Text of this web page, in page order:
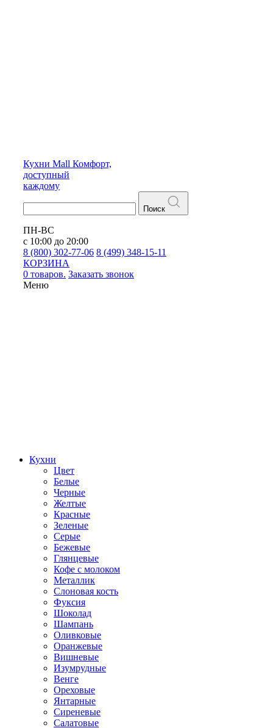
Кухни Mall Комфорт,
доступный
каждому
Поиск
ПН-ВС
с 10:00 до 20:00
8 (800) 302-77-06 8 (499) 348-15-11
КОРЗИНА
0 товаров. Заказать звонок
Меню
Кухни
Цвет
Белые
Черные
Желтые
Красные
Зеленые
Серые
Бежевые
Глянцевые
Кофе с молоком
Металлик
Слоновая кость
Фуксия
Шоколад
Шампань
Оливковые
Оранжевые
Вишневые
Изумрудные
Венге
Ореховые
Янтарные
Сиреневые
Салатовые